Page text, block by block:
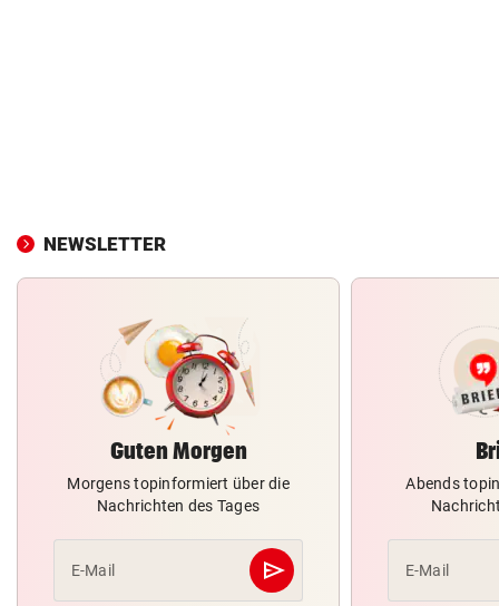
NEWSLETTER
Guten Morgen
Morgens topinformiert über die
Nachrichten des Tages
E-Mail send
Abschicken
Abends
E-Mail